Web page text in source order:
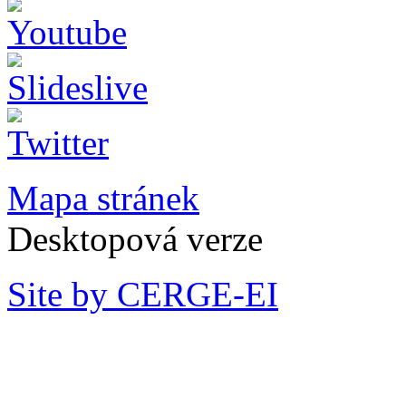
Mapa stránek
Desktopová verze
Site by CERGE-EI